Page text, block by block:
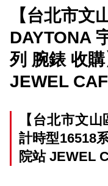
【台北市文
DAYTONA
列 腕錶 收
JEWEL
【台北市文
計時型16518
院站 JEWEL